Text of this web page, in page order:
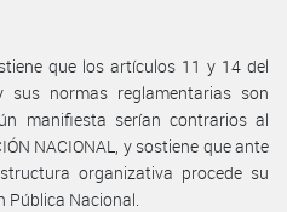
que los artículos 11 y 14 del
normas reglamentarias son
manifiesta serían contrarios al
NACIONAL, y sostiene que ante
organizativa procede su
Pública Nacional.